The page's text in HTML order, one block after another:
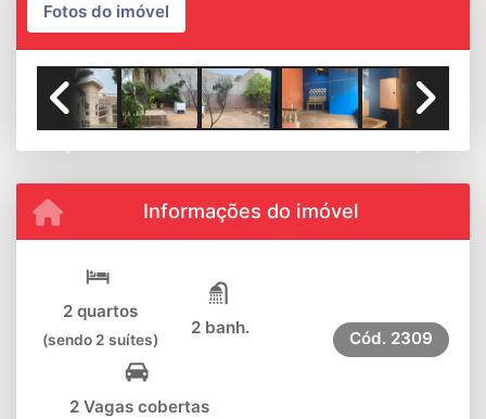
Fotos do imóvel
Informações do imóvel
2 quartos
(sendo 2 suítes)
2 banh.
2 Vagas cobertas
Cód. 2309